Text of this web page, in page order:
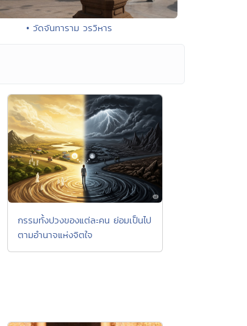
• วัดจันทาราม วรวิหาร
กรรมทั้งปวงของแต่ละคน ย่อมเป็นไป
ตามอำนาจแห่งจิตใจ